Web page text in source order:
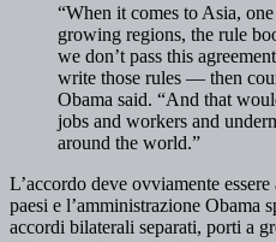
“When it comes to Asia,
growing regions, the rule
we don’t pass this
write those rules — then
Obama said. “And that
jobs and workers and
around the world.”
L’accordo deve ovviamente
paesi e l’amministrazione Obama
accordi bilaterali separati, porti a